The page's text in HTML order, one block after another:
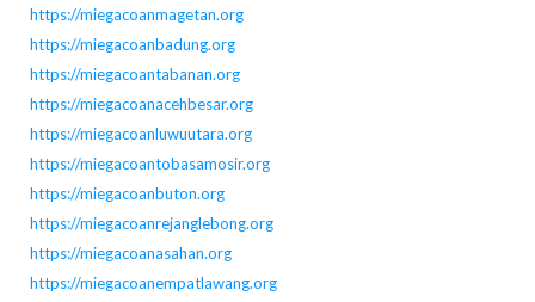
https://miegacoanmagetan.org
https://miegacoanbadung.org
https://miegacoantabanan.org
https://miegacoanacehbesar.org
https://miegacoanluwuutara.org
https://miegacoantobasamosir.org
https://miegacoanbuton.org
https://miegacoanrejanglebong.org
https://miegacoanasahan.org
https://miegacoanempatlawang.org